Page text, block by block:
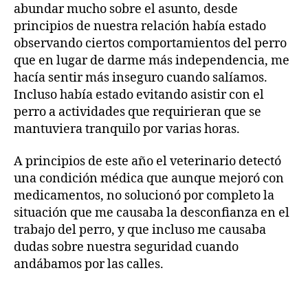
Smiley
abundar mucho sobre el asunto, desde
principios de nuestra relación había estado
observando ciertos comportamientos del perro
que en lugar de darme más independencia, me
hacía sentir más inseguro cuando salíamos.
Incluso había estado evitando asistir con el
perro a actividades que requirieran que se
mantuviera tranquilo por varias horas.
A principios de este año el veterinario detectó
una condición médica que aunque mejoró con
medicamentos, no solucionó por completo la
situación que me causaba la desconfianza en el
trabajo del perro, y que incluso me causaba
dudas sobre nuestra seguridad cuando
andábamos por las calles.